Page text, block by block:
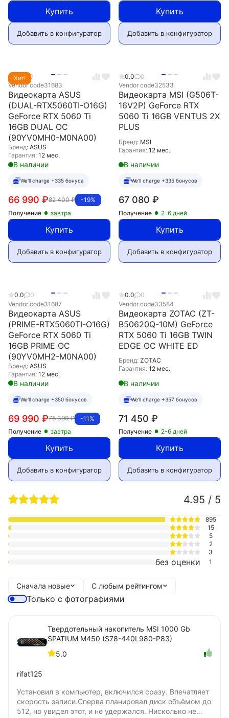
Купить
Добавить в конфигуратор
Купить
Добавить в конфигуратор
Хит!
5.0
0
Vendor code31683
Видеокарта ASUS
(DUAL-RTX5060TI-O16G)
GeForce RTX 5060 Ti
16GB DUAL OC
(90YV0MH0-M0NA00)
Бренд: ASUS
Гарантия: 12 мес.
В наличии
We'll charge +335 бонуса
-19%
82 400₽
66 990 ₽
Получение завтра
Купить
Добавить в конфигуратор
0.0
0
Vendor code32533
Видеокарта MSI (G506T-
16V2P) GeForce RTX
5060 Ti 16GB VENTUS 2X
PLUS
Бренд: MSI
Гарантия: 12 мес.
В наличии
We'll charge +335 бонусов
67 080 ₽
Получение 2-6 дней
Купить
Добавить в конфигуратор
0.0
0
Vendor code31687
Видеокарта ASUS
(PRIME-RTX5060TI-O16G)
GeForce RTX 5060 Ti
16GB PRIME OC
(90YV0MH2-M0NA00)
Бренд: ASUS
Гарантия: 12 мес.
В наличии
We'll charge +350 бонусов
-11%
78 390₽
69 990 ₽
Получение завтра
Купить
Добавить в конфигуратор
0.0
0
Vendor code33584
Видеокарта ZOTAC (ZT-
B50620Q-10M) GeForce
RTX 5060 Ti 16GB TWIN
EDGE OC WHITE ED
Бренд: ZOTAC
Гарантия: 12 мес.
В наличии
We'll charge +357 бонусов
71 450 ₽
Получение 2-6 дней
Купить
Добавить в конфигуратор
4.95 / 5
895
15
5
2
3
без оценки 1
Сначала новые С любым рейтингом
Только с фотографиями
Твердотельный накопитель MSI 1000 Gb
SPATIUM M450 (S78-440L980-P83)
5.0
rifat125
Установил в компьютер, включился сразу. Впечатляет
скорость записи.Сперва планировал диск объёмом до
512, но увидел этот, и не удержался. Нисколько не